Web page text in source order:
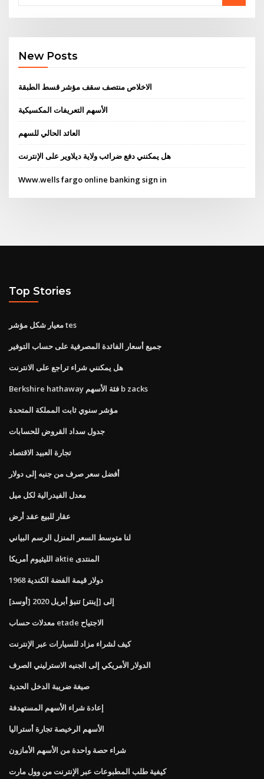
New Posts
الاخلاص منتصف سقف مؤشر قسط الطبقة
الأسهم التعريفات المكسيكية
العائد الحالي للسهم
هل يمكنني دفع ضرائب ولاية ديلاوير على الإنترنت
Www.wells fargo online banking sign in
Top Stories
معيار شكل مؤشر tes
جميع أسعار الفائدة المصرفية على حساب التوفير
هل يمكنني شراء تراجع على الانترنت
Berkshire hathaway فئة الأسهم b zacks
مؤشر سنوي ثابت المملكة المتحدة
جدول سداد القروض للحسابات
تجارة العبيد الاقتصاد
أفضل سعر صرف من جنيه إلى دولار
معدل الفيدرالية لكل ميل
عقار للبيع عقد أرض
لنا متوسط ​​السعر المنزل الرسم البياني
الليثيوم أمريكا aktie المنتدى
1968 دولار قيمة الفضة الكندية
[أوسد] إلى [إينتر] تنبؤ أبريل 2020
معدلات حساب etade الاجتياح
كيف لشراء مزاد للسيارات عبر الإنترنت
الدولار الأمريكي إلى الجنيه الاسترليني الصرف
صيغة ضريبة الدخل الحدية
إعادة شراء الأسهم المستهدفة
الأسهم الرخيصة تجارة أستراليا
شراء حصة واحدة من الأسهم الأمازون
كيفية طلب المطبوعات عبر الإنترنت من وول مارت